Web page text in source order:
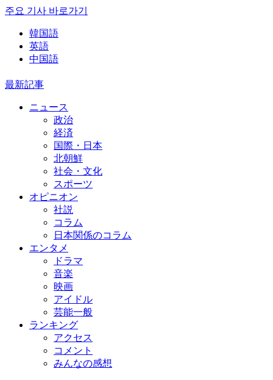
주요 기사 바로가기
韓国語
英語
中国語
最新記事
ニュース
政治
経済
国際・日本
北朝鮮
社会・文化
スポーツ
オピニオン
社説
コラム
日本関係のコラム
エンタメ
ドラマ
音楽
映画
アイドル
芸能一般
ランキング
アクセス
コメント
みんなの感想